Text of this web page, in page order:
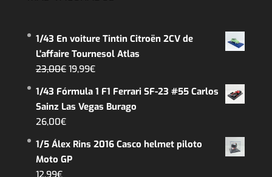
1/43 En voiture Tintin Citroën 2CV de
L'affaire Tournesol Atlas
23,00€ El
19,99€El
1/43 Fórmula 1 F1 Ferrari SF-23 #55 Carlos
Sainz Las Vegas Burago
26,00€
1/5 Álex Rins 2016 Casco helmet piloto
Moto GP